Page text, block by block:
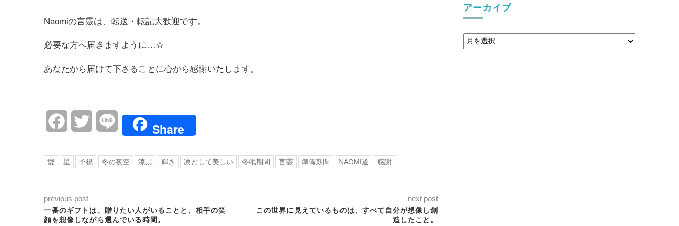
Naomiの言靈は、転送・転記大歓迎です。
必要な方へ届きますように…☆
あなたから届けて下さることに心から感謝いたします。
FacebookTwitter Line Share
愛 星 予祝 冬の夜空 漆黒 輝き 凛として美しい 冬眠期間 言霊 準備期間 NAOMI道 感謝
previous post
一番のギフトは、贈りたい人がいることと、相手の笑
顔を想像しながら選んでいる時間。
next post
この世界に見えているものは、すべて自分が想像し創
造したこと。
アーカイブ